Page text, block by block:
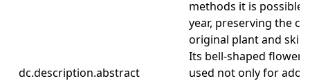
dc.description.abstract
methods it is possible
year, preserving the
original plant and
Its bell-shaped flower
used not only for